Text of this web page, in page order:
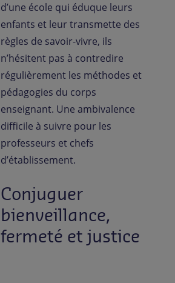
d’une école qui éduque leurs
enfants et leur transmette des
règles de savoir-vivre, ils
n’hésitent pas à contredire
régulièrement les méthodes et
pédagogies du corps
enseignant. Une ambivalence
difficile à suivre pour les
professeurs et chefs
d’établissement.
Conjuguer
bienveillance,
fermeté et justice